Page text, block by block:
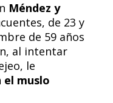
Méndez y
de 23 y
de 59 años
al intentar
le
muslo